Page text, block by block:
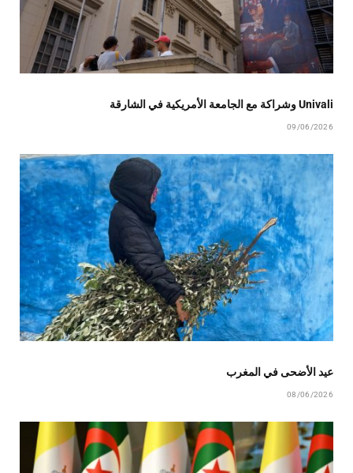
Univali وشراكة مع الجامعة الأمريكية في الشارقة
عيد الأضحى في المغرب